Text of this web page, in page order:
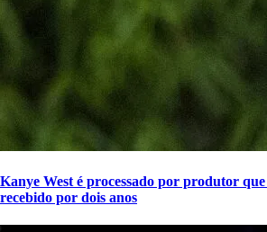
Kanye West é processado por produtor
recebido por dois anos